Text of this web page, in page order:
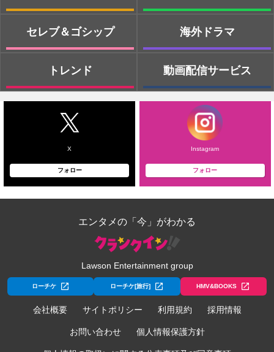
セレブ＆ゴシップ
トレンド
海外ドラマ
動画配信サービス
X
フォロー
Instagram
フォロー
エンタメの「今」がわかる
Lawson Entertainment group
ローチケ ローチケ[旅行] HMV&BOOKS
会社概要 サイトポリシー 利用規約 採用情報
お問い合わせ 個人情報保護方針